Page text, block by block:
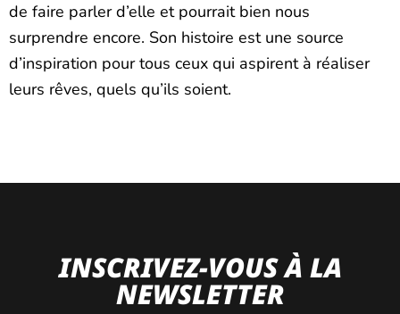
de faire parler d’elle et pourrait bien nous
surprendre encore. Son histoire est une source
d’inspiration pour tous ceux qui aspirent à réaliser
leurs rêves, quels qu’ils soient.
INSCRIVEZ-VOUS À LA
NEWSLETTER